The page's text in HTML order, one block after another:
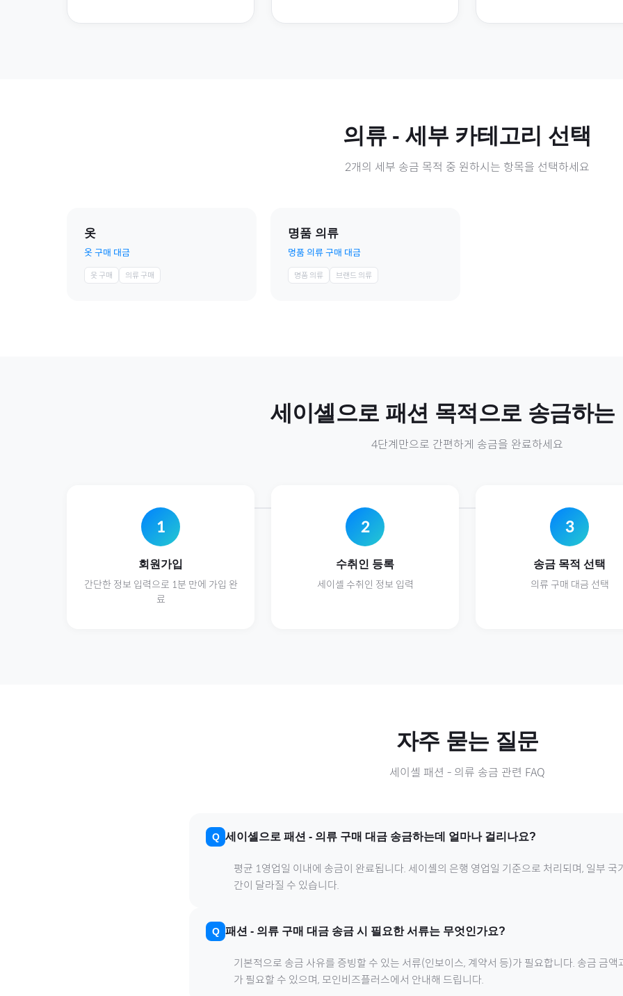
의류 - 세부 카테고리 선택
2개의 세부 송금 목적 중 원하시는 항목을 선택하세요
옷
옷 구매 대금
옷 구매 의류 구매
명품 의류
명품 의류 구매 대금
명품 의류 브랜드 의류
세이셸으로 패션 목적으로 송금하는
4단계만으로 간편하게 송금을 완료하세요
1
회원가입
간단한 정보 입력으로 1분 만에 가입 완
료
2
수취인 등록
세이셸 수취인 정보 입력
3
송금 목적 선택
의류 구매 대금 선택
자주 묻는 질문
세이셸 패션 - 의류 송금 관련 FAQ
세이셸으로 패션 - 의류 구매 대금 송금하는데 얼마나 걸리나요?
평균 1영업일 이내에 송금이 완료됩니다. 세이셸의 은행 영업일 기준으로 처리되며, 일부 국
간이 달라질 수 있습니다.
패션 - 의류 구매 대금 송금 시 필요한 서류는 무엇인가요?
기본적으로 송금 사유를 증빙할 수 있는 서류(인보이스, 계약서 등)가 필요합니다. 송금 금액
가 필요할 수 있으며, 모인비즈플러스에서 안내해 드립니다.